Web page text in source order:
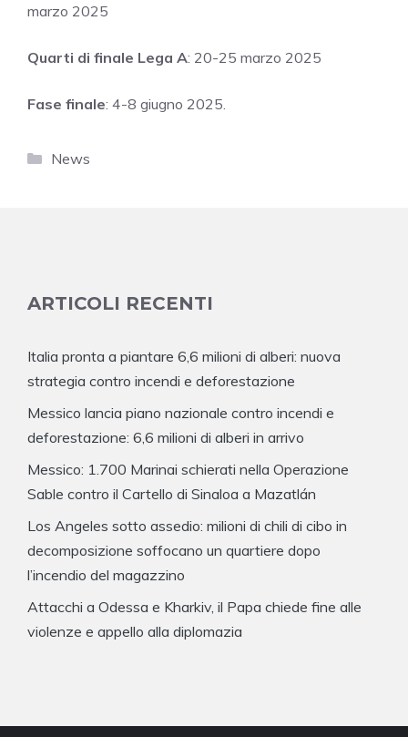
marzo 2025
Quarti di finale Lega A: 20-25 marzo 2025
Fase finale: 4-8 giugno 2025.
Categorie
News
ARTICOLI RECENTI
Italia pronta a piantare 6,6 milioni di alberi: nuova
strategia contro incendi e deforestazione
Messico lancia piano nazionale contro incendi e
deforestazione: 6,6 milioni di alberi in arrivo
Messico: 1.700 Marinai schierati nella Operazione
Sable contro il Cartello di Sinaloa a Mazatlán
Los Angeles sotto assedio: milioni di chili di cibo in
decomposizione soffocano un quartiere dopo
l’incendio del magazzino
Attacchi a Odessa e Kharkiv, il Papa chiede fine alle
violenze e appello alla diplomazia